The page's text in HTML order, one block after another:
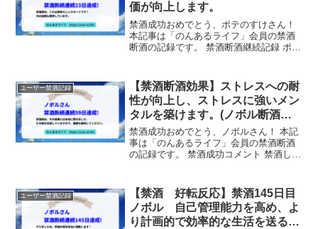
価が向上します。
禁酒成功おめでとう、ポテのすけさん！
本記事は「のんあるライフ」会員の禁酒
断酒の記録です。 禁酒断酒継続記録 ポテ
功、これは素晴らしいスタートです！次
の段階も期待...
ユーザー禁酒記録
【禁酒断酒効果】ストレスへの耐
性が向上し、ストレスに強いメン
タルを築けます。(ノボル断酒連
続59日目)
禁酒成功おめでとう、ノボルさん！ 本記
事は「のんあるライフ」会員の禁酒断酒
の記録です。 禁酒成功コメント 禁酒して
しました！ サポーターからのメッセージ
禁酒成功...
ユーザー禁酒記録
【禁酒 好転反応】禁酒145日目
ノボル 自己管理能力を高め、よ
り計画的で効率的な生活を送るこ